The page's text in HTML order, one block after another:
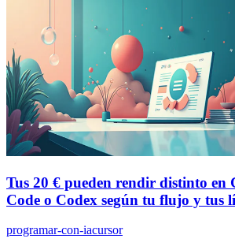
Tus 20 € pueden rendir distinto en
Code o Codex según tu flujo y tus
programar-con-iacursor